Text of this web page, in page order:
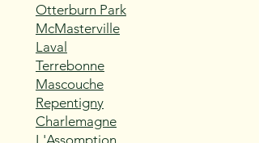
Otterburn Park
McMasterville
Laval
Terrebonne
Mascouche
Repentigny
Charlemagne
L'Assomption